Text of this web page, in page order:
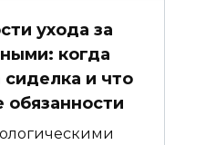
ухода за
когда
и что
обязанности